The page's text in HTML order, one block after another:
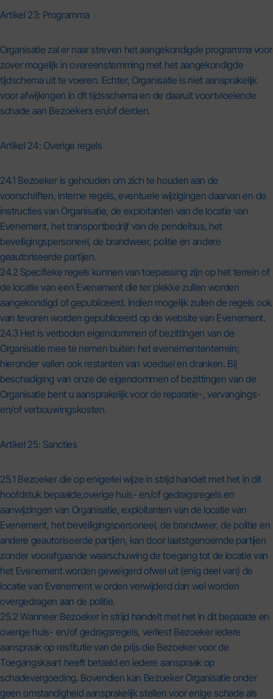
Artikel 23: Programma
Organisatie zal er naar streven het aangekondigde programma voor
zover mogelijk in overeenstemming met het aangekondigde
tijdschema uit te voeren. Echter, Organisatie is niet aansprakelijk
voor afwijkingen in dit tijdsschema en de daaruit voortvloeiende
schade aan Bezoekers en/of derden.
Artikel 24: Overige regels
24.1 Bezoeker is gehouden om zich te houden aan de
voorschriften, interne regels, eventuele wijzigingen daarvan en de
instructies van Organisatie, de exploitanten van de locatie van
Evenement, het transportbedrijf van de pendelbus, het
beveiligingspersoneel, de brandweer, politie en andere
geautoriseerde partijen.
24.2 Specifieke regels kunnen van toepassing zijn op het terrein of
de locatie van een Evenement die ter plekke zullen worden
aangekondigd of gepubliceerd. Indien mogelijk zullen de regels ook
van tevoren worden gepubliceerd op de website van Evenement.
24.3 Het is verboden eigendommen of bezittingen van de
Organisatie mee te nemen buiten het evenemententerrein;
hieronder vallen ook restanten van voedsel en dranken. Bij
beschadiging van onze de eigendommen of bezittingen van de
Organisatie bent u aansprakelijk voor de reparatie-, vervangings-
en/of verbouwingskosten.
Artikel 25: Sancties
25.1 Bezoeker die op enigerlei wijze in strijd handelt met het in dit
hoofdstuk bepaalde,overige huis- en/of gedragsregels en
aanwijzingen van Organisatie, exploitanten van de locatie van
Evenement, het beveiligingspersoneel, de brandweer, de politie en
andere geautoriseerde partijen, kan door laatstgenoemde partijen
zonder voorafgaande waarschuwing de toegang tot de locatie van
het Evenement worden geweigerd ofwel uit (enig deel van) de
locatie van Evenement w orden verwijderd dan wel worden
overgedragen aan de politie.
25.2 Wanneer Bezoeker in strijd handelt met het in dit bepaalde en
overige huis- en/of gedragsregels, verliest Bezoeker iedere
aanspraak op restitutie van de prijs die Bezoeker voor de
Toegangskaart heeft betaald en iedere aanspraak op
schadevergoeding. Bovendien kan Bezoeker Organisatie onder
geen omstandigheid aansprakelijk stellen voor enige schade als